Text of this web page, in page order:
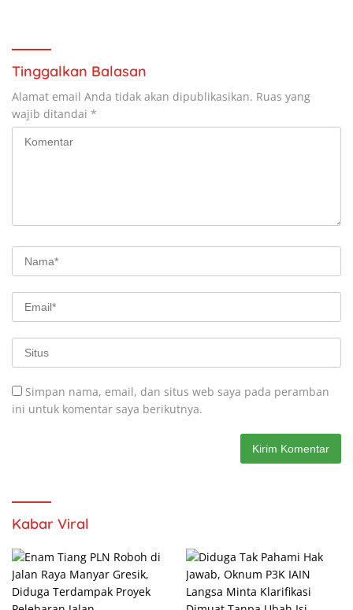
Tinggalkan Balasan
Alamat email Anda tidak akan dipublikasikan. Ruas yang
wajib ditandai *
Simpan nama, email, dan situs web saya pada peramban
ini untuk komentar saya berikutnya.
Kabar Viral